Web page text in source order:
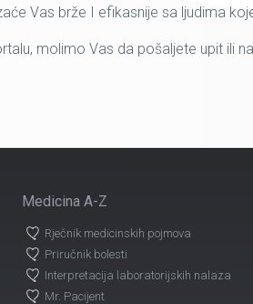
Vas brže I efikasnije sa ljudima
molimo Vas da pošaljete upit ili
Medicina A-Z
Rječnik medicinskih pojmova
Priručnik bolesti
Interpretacija laboratorijskih nalaza
Mr. Pacijent